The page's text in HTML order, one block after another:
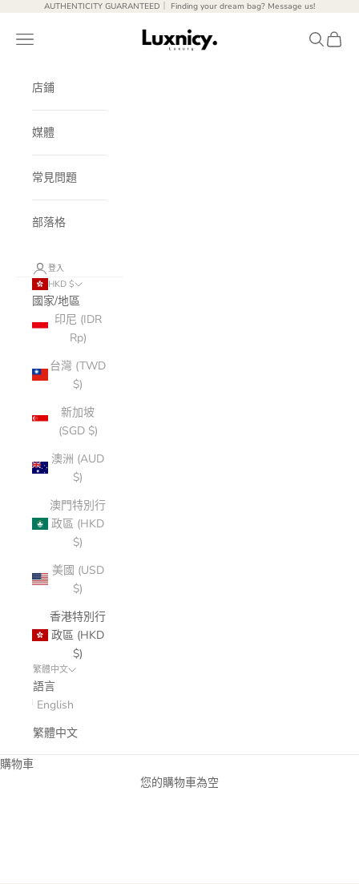
AUTHENTICITY GUARANTEED｜ Finding your dream bag? Message us!
Luxnicy Luxury
開啟導覽選單 開啟搜尋
開啟
店鋪
媒體
常見問題
部落格
登入
HKD $
國家/地區
印尼 (IDR
Rp)
台灣 (TWD
$)
新加坡
(SGD $)
澳洲 (AUD
$)
澳門特別行
政區 (HKD
$)
美國 (USD
$)
香港特別行
政區 (HKD
$)
繁體中文
語言
English
繁體中文
購物車
您的購物車為空